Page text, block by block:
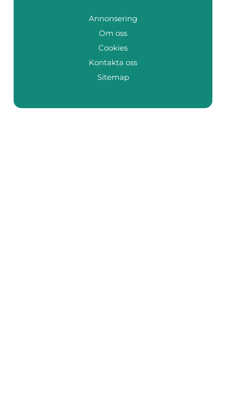
Annonsering
Om oss
Cookies
Kontakta oss
Sitemap